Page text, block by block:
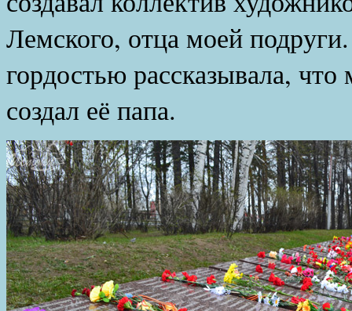
Лемского, отца моей
гордостью рассказывала,
создал её папа.